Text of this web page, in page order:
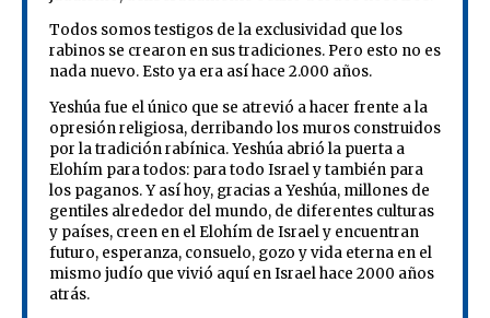
Todos somos testigos de la exclusividad que los
rabinos se crearon en sus tradiciones. Pero esto no es
nada nuevo. Esto ya era así hace 2.000 años.
Yeshúa fue el único que se atrevió a hacer frente a la
opresión religiosa, derribando los muros construidos
por la tradición rabínica. Yeshúa abrió la puerta a
Elohím para todos: para todo Israel y también para
los paganos. Y así hoy, gracias a Yeshúa, millones de
gentiles alrededor del mundo, de diferentes culturas
y países, creen en el Elohím de Israel y encuentran
futuro, esperanza, consuelo, gozo y vida eterna en el
mismo judío que vivió aquí en Israel hace 2000 años
atrás.